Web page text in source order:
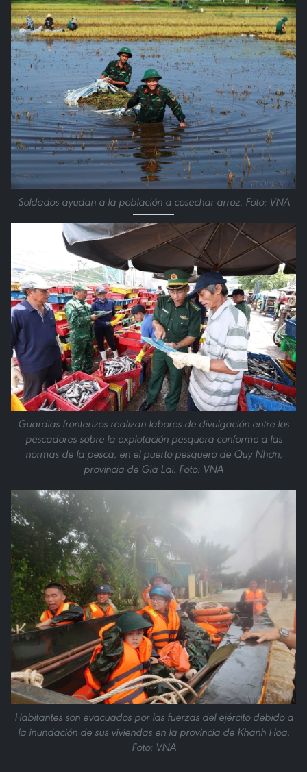
Soldados ayudan a la población a cosechar arroz. Foto: VNA
Guardias fronterizos realizan labores de divulgación entre los
pescadores sobre la explotación pesquera conforme a las
normas de la pesca, en el puerto pesquero de Quy Nhơn,
provincia de Gia Lai. Foto: VNA
Habitantes son evacuados por las fuerzas del ejército debido a
la inundación de sus viviendas en la provincia de Khanh Hoa.
Foto: VNA